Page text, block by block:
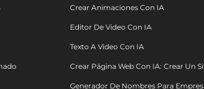
Crear Animaciones Con IA
Editor De Video Con IA
Texto A Video Con IA
Crear Página Web Con IA: Crear Un
Generador De Nombres Para